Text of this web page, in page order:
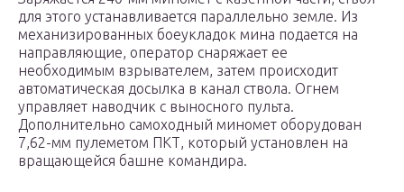
для этого устанавливается параллельно земле. Из
механизированных боеукладок мина подается на
направляющие, оператор снаряжает ее
необходимым взрывателем, затем происходит
автоматическая досылка в канал ствола. Огнем
управляет наводчик с выносного пульта.
Дополнительно самоходный миномет оборудован
7,62-мм пулеметом ПКТ, который установлен на
вращающейся башне командира.